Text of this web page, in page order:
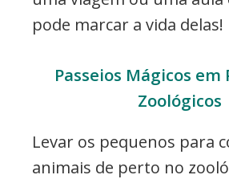
pode marcar a vida delas!
Passeios Mágicos em
Zoológicos
Levar os pequenos para
animais de perto no